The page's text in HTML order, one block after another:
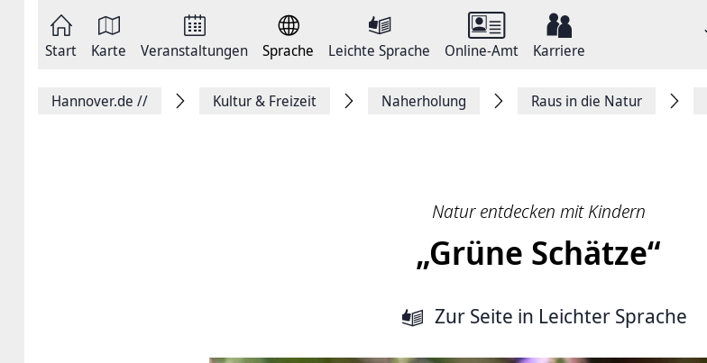
springen
Start Karte Veranstaltungen Sprache Leichte Sprache Online-Amt Karriere
FacebookHannover.de // Kultur & Freizeit Naherholung Raus in die Natur
Natur entdecken mit Kindern
„Grüne Schätze“
Zur Seite in Leichter Sprache